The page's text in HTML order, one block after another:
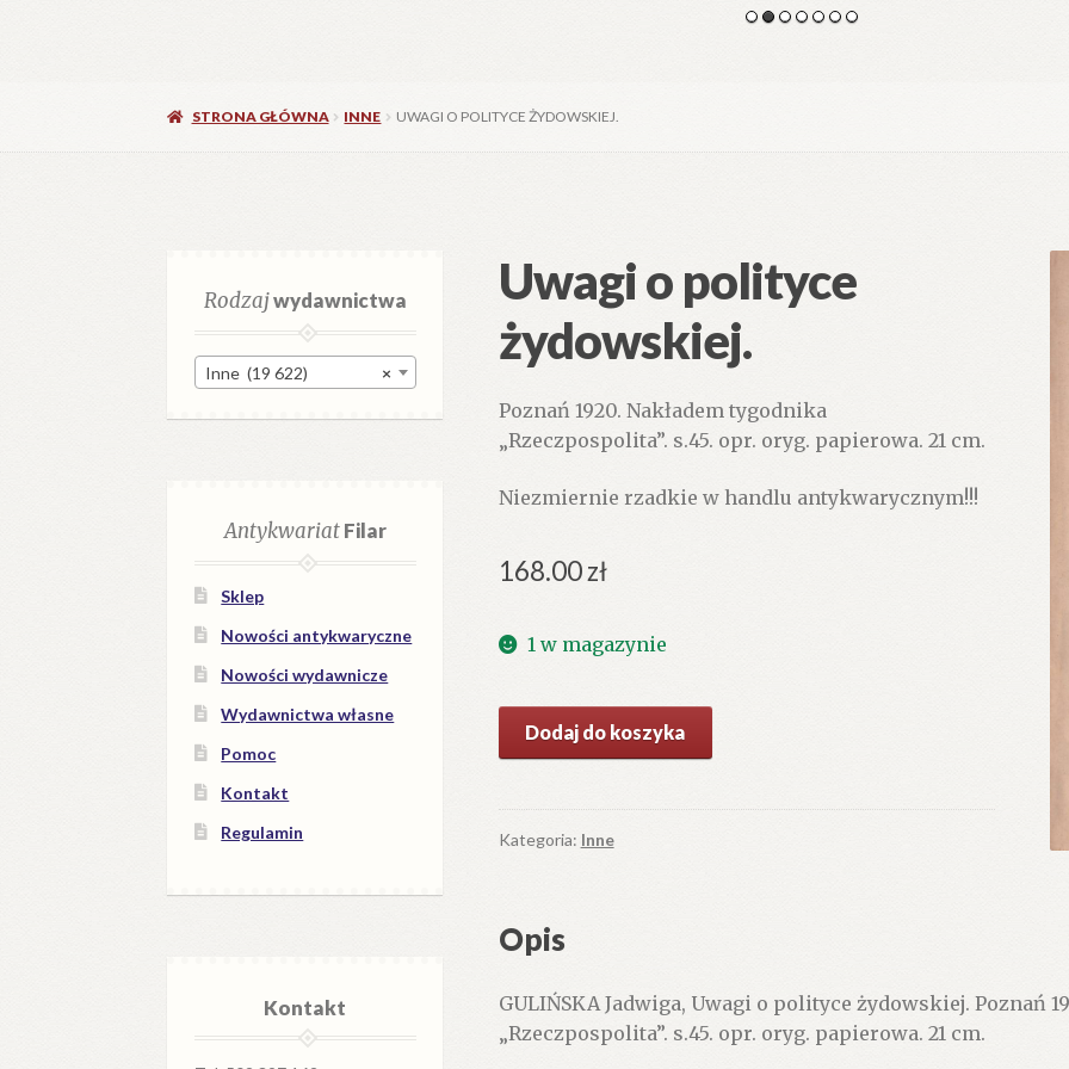
STRONA GŁÓWNA INNE UWAGI O POLITYCE ŻYDOWSKIEJ.
Uwagi o polityce
żydowskiej.
Poznań 1920. Nakładem tygodnika
„Rzeczpospolita”. s.45. opr. oryg. papierowa. 21 cm.
Niezmiernie rzadkie w handlu antykwarycznym!!!
168.00zł
1 w magazynie
Uwagi
polityce
żydowskiej.
Dodaj do koszyka
Kategoria: Inne
Opis
GULIŃSKA Jadwiga, Uwagi o polityce żydowskiej. Poznań
„Rzeczpospolita”. s.45. opr. oryg. papierowa. 21 cm.
Rodzajwydawnictwa
×
Inne (19 622)
AntykwariatFilar
Sklep
Nowości antykwaryczne
Nowości wydawnicze
Wydawnictwa własne
Pomoc
Kontakt
Regulamin
Kontakt